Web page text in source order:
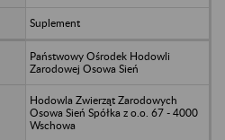
Suplement
Państwowy Ośrodek Hodowli
Zarodowej Osowa Sień
Hodowla Zwierząt Zarodowych
Osowa Sień Spółka z o.o. 67 - 4000
Wschowa